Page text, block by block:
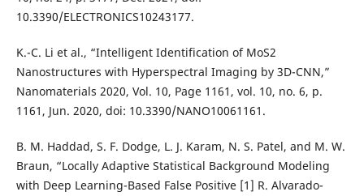
10.3390/ELECTRONICS10243177.
K.-C. Li et al., “Intelligent Identification of MoS2
Nanostructures with Hyperspectral Imaging by 3D-CNN,”
Nanomaterials 2020, Vol. 10, Page 1161, vol. 10, no. 6, p.
1161, Jun. 2020, doi: 10.3390/NANO10061161.
B. M. Haddad, S. F. Dodge, L. J. Karam, N. S. Patel, and M. W.
Braun, “Locally Adaptive Statistical Background Modeling
with Deep Learning-Based False Positive [1] R. Alvarado-